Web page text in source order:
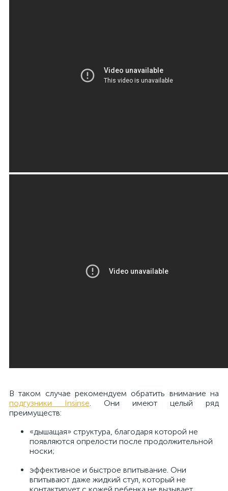
В таком случае рекомендуем обратить внимание на
подгузники Insinse. Они имеют целый ряд
преимуществ:
«дышащая» структура, благодаря которой не
появляются опрелости после продолжительной
носки;
эффективное и быстрое впитывание. Они
впитывают даже жидкий стул, который не